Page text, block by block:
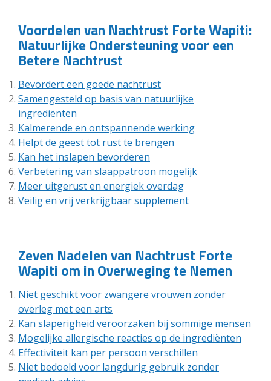
Voordelen van Nachtrust Forte Wapiti:
Natuurlijke Ondersteuning voor een
Betere Nachtrust
Bevordert een goede nachtrust
Samengesteld op basis van natuurlijke
ingrediënten
Kalmerende en ontspannende werking
Helpt de geest tot rust te brengen
Kan het inslapen bevorderen
Verbetering van slaappatroon mogelijk
Meer uitgerust en energiek overdag
Veilig en vrij verkrijgbaar supplement
Zeven Nadelen van Nachtrust Forte
Wapiti om in Overweging te Nemen
Niet geschikt voor zwangere vrouwen zonder
overleg met een arts
Kan slaperigheid veroorzaken bij sommige mensen
Mogelijke allergische reacties op de ingrediënten
Effectiviteit kan per persoon verschillen
Niet bedoeld voor langdurig gebruik zonder